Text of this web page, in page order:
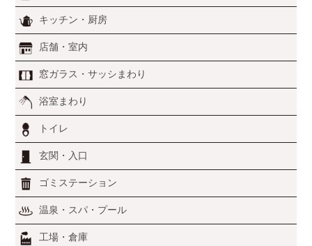
キッチン・厨房
店舗・室内
窓ガラス・サッシまわり
浴室まわり
トイレ
玄関・入口
ゴミステーション
温泉・スパ・プール
工場・倉庫